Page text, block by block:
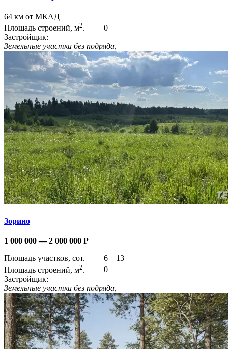
64 км от МКАД
Площадь строений, м2.
0
Застройщик:
Земельные участки без подряда,
Зорино
1 000 000 — 2 000 000 Р
Площадь участков, сот.
6 – 13
Площадь строений, м2.
0
Застройщик:
Земельные участки без подряда,